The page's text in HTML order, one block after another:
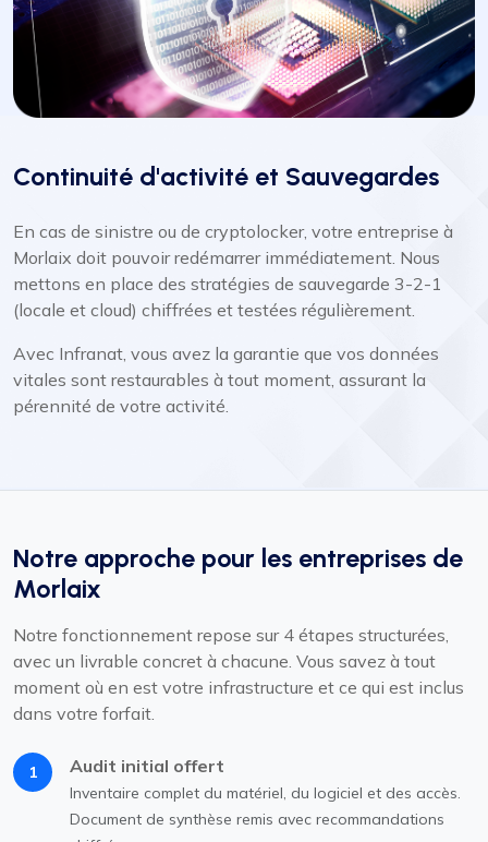
Continuité d'activité et Sauvegardes
En cas de sinistre ou de cryptolocker, votre entreprise à
Morlaix doit pouvoir redémarrer immédiatement. Nous
mettons en place des stratégies de sauvegarde 3-2-1
(locale et cloud) chiffrées et testées régulièrement.
Avec Infranat, vous avez la garantie que vos données
vitales sont restaurables à tout moment, assurant la
pérennité de votre activité.
Notre approche pour les entreprises de
Morlaix
Notre fonctionnement repose sur 4 étapes structurées,
avec un livrable concret à chacune. Vous savez à tout
moment où en est votre infrastructure et ce qui est inclus
dans votre forfait.
1 Audit initial offert
Inventaire complet du matériel, du logiciel et des accès.
Document de synthèse remis avec recommandations